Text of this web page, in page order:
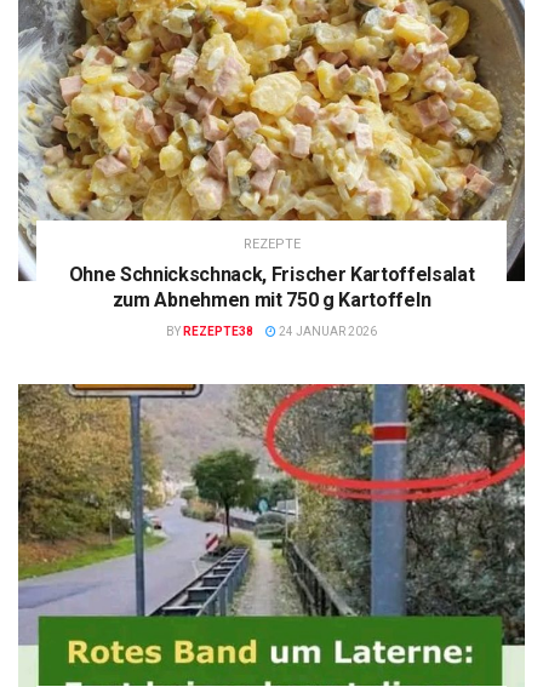
REZEPTE
Ohne Schnickschnack, Frischer Kartoffelsalat
zum Abnehmen mit 750 g Kartoffeln
BY REZEPTE38 24 JANUAR 2026